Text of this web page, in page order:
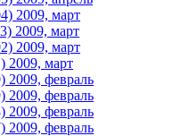
2009, март
2009, март
2009, март
2009, март
2009, февраль
2009, февраль
2009, февраль
2009, февраль